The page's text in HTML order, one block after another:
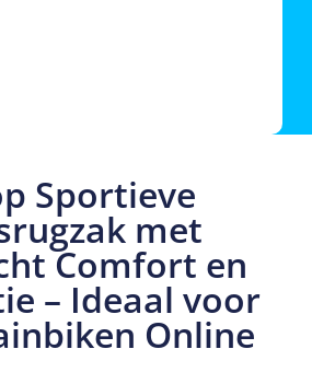
Sportieve
met
Comfort en
– Ideaal voor
Online